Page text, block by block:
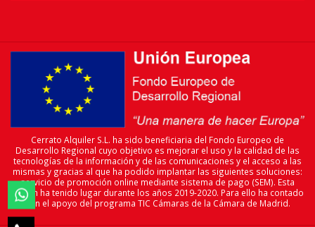

Cerrato Alquiler S.L. ha sido beneficiaria del Fondo Europeo de
Desarrollo Regional cuyo objetivo es mejorar el uso y la calidad de las
tecnologías de la información y de las comunicaciones y el acceso a las
mismas y gracias al que ha podido implantar las siguientes soluciones:
servicio de promoción online mediante sistema de pago (SEM). Esta
acción ha tenido lugar durante los años 2019-2020. Para ello ha contado
con el apoyo del programa TIC Cámaras de la Cámara de Madrid.